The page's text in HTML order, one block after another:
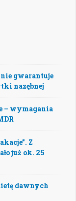
gwarantuje
nazębnej
– wymagania
Z
już ok. 25
dawnych